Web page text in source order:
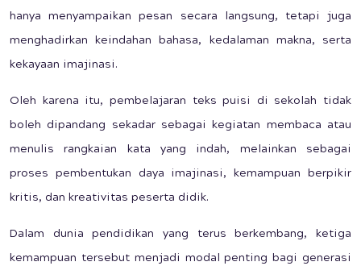
hanya menyampaikan pesan secara langsung, tetapi juga
menghadirkan keindahan bahasa, kedalaman makna, serta
kekayaan imajinasi.
Oleh karena itu, pembelajaran teks puisi di sekolah tidak
boleh dipandang sekadar sebagai kegiatan membaca atau
menulis rangkaian kata yang indah, melainkan sebagai
proses pembentukan daya imajinasi, kemampuan berpikir
kritis, dan kreativitas peserta didik.
Dalam dunia pendidikan yang terus berkembang, ketiga
kemampuan tersebut menjadi modal penting bagi generasi